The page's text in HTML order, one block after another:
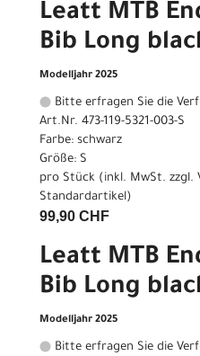
Leatt MTB
Bib Long
Modelljahr 2025
Bitte erfragen Sie die
Art.Nr. 473-119-5321-003-S
Farbe: schwarz
Größe: S
pro Stück (inkl. MwSt. zzgl.
Standardartikel)
99,90 CHF
Leatt MTB
Bib Long
Modelljahr 2025
Bitte erfragen Sie die